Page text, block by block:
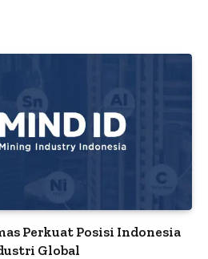
Perkuat Posisi Indonesia
Global